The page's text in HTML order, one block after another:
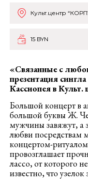
Культ.центр
15 BYN
«Связанные с
презентация
Кассиопея в
Большой концерт в
большой буквы Ж.
мужчины завяжут, а
любви посредствам
концертом-
провозглашает
лассо, от которого
известно, что